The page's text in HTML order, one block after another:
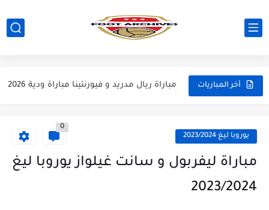
أخر المباريات
مباراة مانشستر يونايتد و اتلتيكو مدريد مباراة ودية 2026
مباراة ريال مدريد و فيورنتينا مباراة ودية 2026
مباراة برشلونة و بيرمنغهام مباراة ودية 2026 يوروبا ليغ 2023/2024
0
مباراة ليفربول و سانت غيلواز يوروبا ليغ
2023/2024